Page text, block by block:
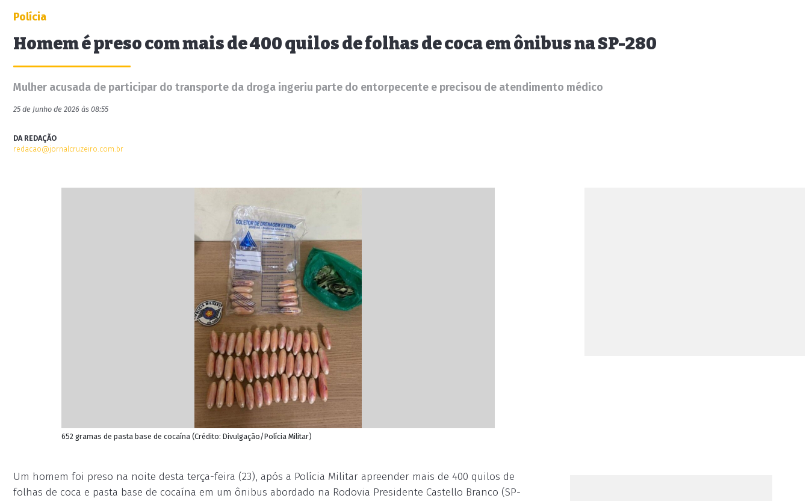
Polícia
Homem é preso com mais de 400 quilos de folhas de coca em ônibus na SP-280
Mulher acusada de participar do transporte da droga ingeriu parte do entorpecente e precisou de atendimento médico
25 de Junho de 2026 às 08:55
DA REDAÇÃO
redacao@jornalcruzeiro.com.br
652 gramas de pasta base de cocaína (Crédito: Divulgação/Polícia Militar)
Um homem foi preso na noite desta terça-feira (23), após a Polícia Militar apreender mais de 400 quilos de
folhas de coca e pasta base de cocaína em um ônibus abordado na Rodovia Presidente Castello Branco (SP-